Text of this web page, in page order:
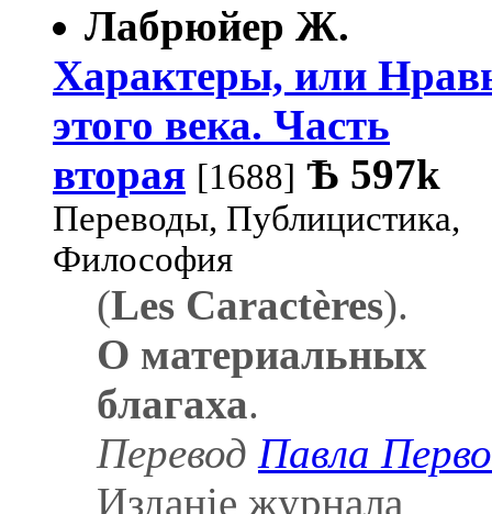
Лабрюйер Ж.
Характеры, или
этого века. Часть
вторая [1688] Ѣ 597k
Переводы, Публицистика,
Философия
(Les Caractères).
О материальных
благаха.
Перевод Павла
Изданіе журнала